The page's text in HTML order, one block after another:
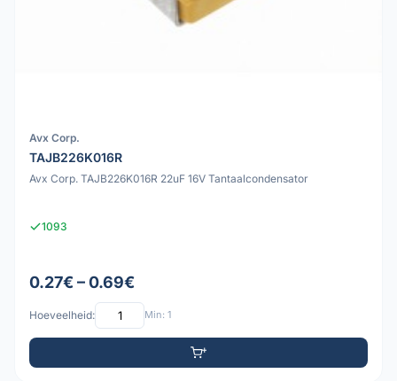
Avx Corp.
TAJB226K016R
Avx Corp. TAJB226K016R 22uF 16V Tantaalcondensator
1093
0.27€ – 0.69€
Hoeveelheid: Min: 1